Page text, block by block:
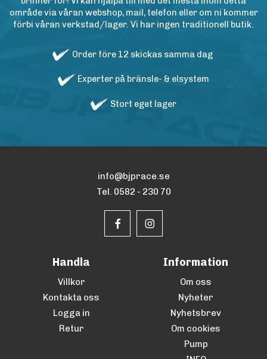
område via våran webshop, mail, telefon eller om ni kommer
förbi våran verkstad/lager. Vi har ingen traditionell butik.
Order före 12 skickas samma dag
Experter på bränsle- & elsystem
Stort eget lager
info@bjprace.se
Tel. 0582 - 230 70
Handla
Villkor
Kontakta oss
Logga in
Retur
Information
Om oss
Nyheter
Nyhetsbrev
Om cookies
Pump